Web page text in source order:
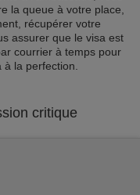
la queue à votre place,
récupérer votre
assurer que le visa est
courrier à temps pour
la perfection.
critique